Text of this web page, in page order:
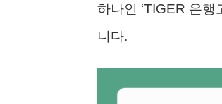
하나인 ‘TIGER 은
니다.